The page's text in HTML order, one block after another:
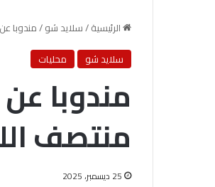
الرئيسية/سلايد شو/مندوبا
سلايد شو
محليات
مندوبا
منتصف
25 ديسمبر، 2025